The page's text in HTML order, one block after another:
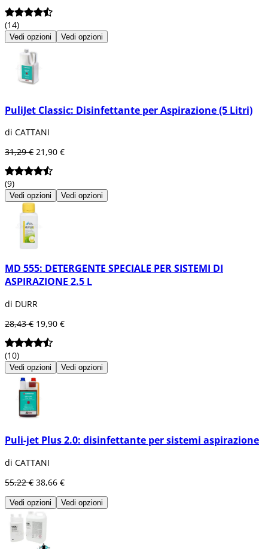
(14)
Vedi opzioni Vedi opzioni
PuliJet Classic: Disinfettante per Aspirazione (5 Litri)
di CATTANI
31,29 € 21,90 €
(9)
Vedi opzioni Vedi opzioni
MD 555: DETERGENTE SPECIALE PER SISTEMI DI
ASPIRAZIONE 2.5 L
di DURR
28,43 € 19,90 €
(10)
Vedi opzioni Vedi opzioni
Puli-jet Plus 2.0: disinfettante per sistemi aspirazione
di CATTANI
55,22 € 38,66 €
Vedi opzioni Vedi opzioni